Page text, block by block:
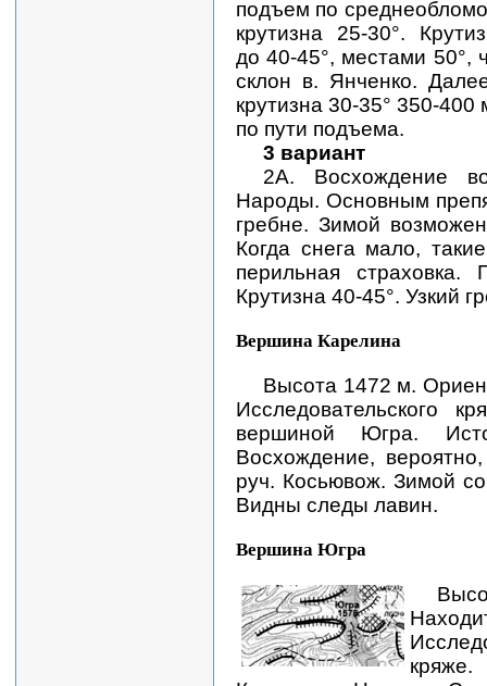
подъем по
крутизна 25-30°.
до 40-45°, местами 50°,
склон в. Янченко.
крутизна 30-35° 350-
по пути подъема.
3 вариант
2А. Восхождение
Народы. Основным
гребне. Зимой
Когда снега мало,
перильная
Крутизна 40-45°. Узкий
Вершина Карелина
Высота 1472 м.
Исследовательского
вершиной Югра.
Восхождение,
руч. Косьювож. Зимой
Видны следы лавин.
Вершина Югра